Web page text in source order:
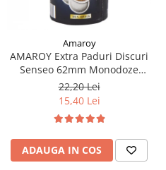
Amaroy
AMAROY Extra Paduri Discuri
Senseo 62mm Monodoze
20buc 140g
22,20 Lei
15,40 Lei
ADAUGA IN COS